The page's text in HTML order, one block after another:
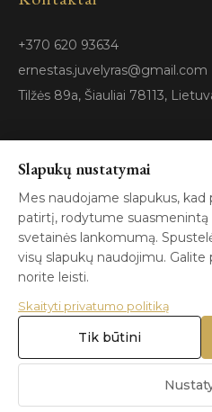
+370 620 93634
ernestas.juvelyras@gmail.com
Tilžės 89a, Šiauliai 78113,
GIA
Certified
ISO 9001
100%
© 2026 Blizga.lt. Visos teisės
Naudojimo
Slapukų nustatymai
Mes naudojame slapukus,
patirtį, rodytume
svetainės lankomumą.
visų slapukų naudojimu. Galite
norite leisti.
Skaityti privatumo politiką
Tik būtini